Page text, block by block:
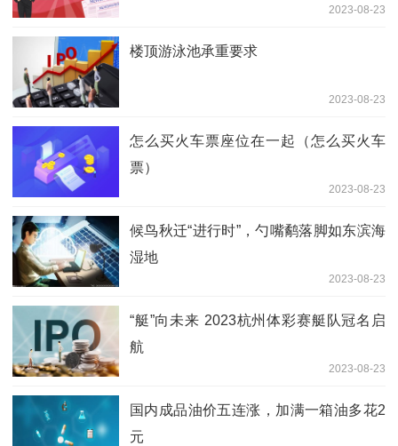
2023-08-23
楼顶游泳池承重要求
2023-08-23
怎么买火车票座位在一起（怎么买火车
票）
2023-08-23
候鸟秋迁“进行时”，勺嘴鹬落脚如东滨海
湿地
2023-08-23
“艇”向未来 2023杭州体彩赛艇队冠名启
航
2023-08-23
国内成品油价五连涨，加满一箱油多花2
元